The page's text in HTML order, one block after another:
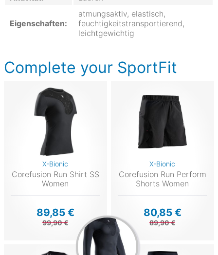
Eigenschaften:
atmungsaktiv, elastisch,
feuchtigkeitstransportierend,
leichtgewichtig
Complete your SportFit
X-Bionic
Corefusion Run Shirt SS
Women
89,85 €
99,90 €
X-Bionic
Corefusion Run Perform
Shorts Women
80,85 €
89,90 €